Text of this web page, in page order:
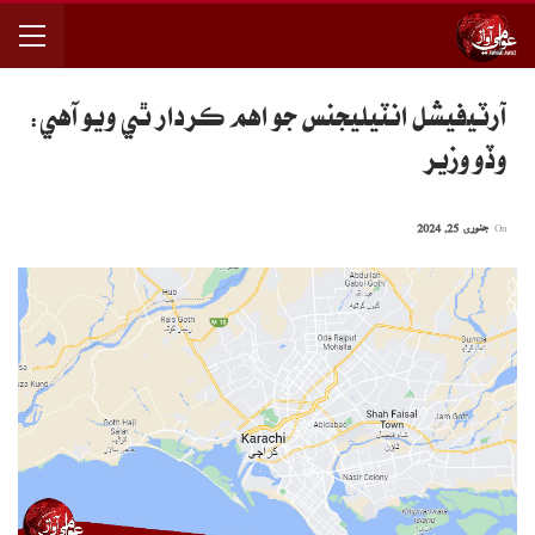
آرٽيفيشل انٽيليجنس جو اهم ڪردار ٿي ويو آهي:
وڏو وزير